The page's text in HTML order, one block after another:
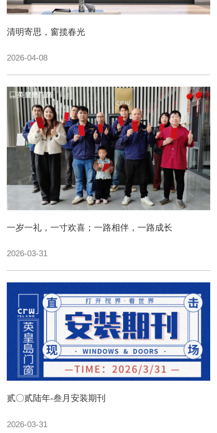
清明寄思，窗揽春光
2026-04-08
一岁一礼，一寸欢喜；一路相伴，一路成长
2026-03-31
贰〇贰陆年-叁月安装期刊
2026-03-31